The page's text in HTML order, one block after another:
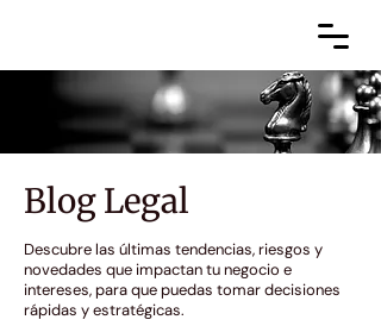
Blog Legal
Descubre las últimas tendencias, riesgos y
novedades que impactan tu negocio e
intereses, para que puedas tomar decisiones
rápidas y estratégicas.